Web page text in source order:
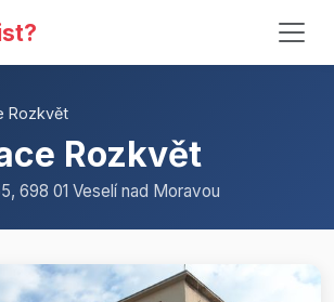
Rozkvět
Rozkvět
698 01 Veselí nad Moravou